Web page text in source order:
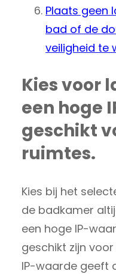
Plaats geen
bad of de
veiligheid te
Kies voor
een hoge
geschikt
ruimtes.
Kies bij het
de badkamer
een hoge IP-
geschikt zijn
IP-waarde geeft